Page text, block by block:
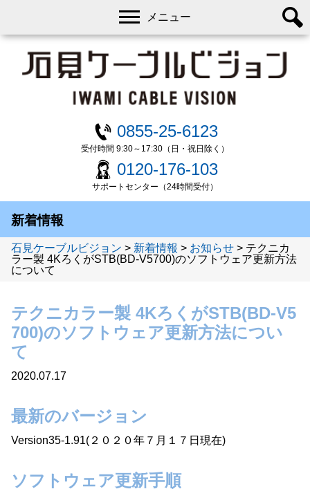
0855-25-6123
受付時間 9:30～17:30（日・祝日除く）
0120-176-103
サポートセンター（24時間受付）
メニュー
新着情報
石見ケーブルビジョン > 新着情報 > お知らせ > テクニカ
ラー製 4KろくがSTB(BD-V5700)のソフトウェア更新方法
について
テクニカラー製 4KろくがSTB(BD-V5
700)のソフトウェア更新方法につい
て
2020.07.17
最新のバージョン
Version35-1.91(２０２０年７月１７日現在)
ソフトウェア更新手順